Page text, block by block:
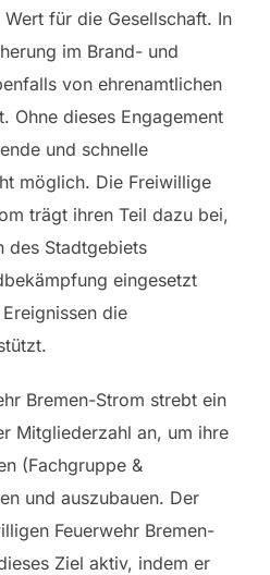
für die Gesellschaft. In
im Brand- und
von ehrenamtlichen
Ohne dieses Engagement
und schnelle
möglich. Die Freiwillige
trägt ihren Teil dazu bei,
des Stadtgebiets
eingesetzt
die
Bremen-Strom strebt ein
Mitgliederzahl an, um ihre
(Fachgruppe &
und auszubauen. Der
Feuerwehr Bremen-
Ziel aktiv, indem er